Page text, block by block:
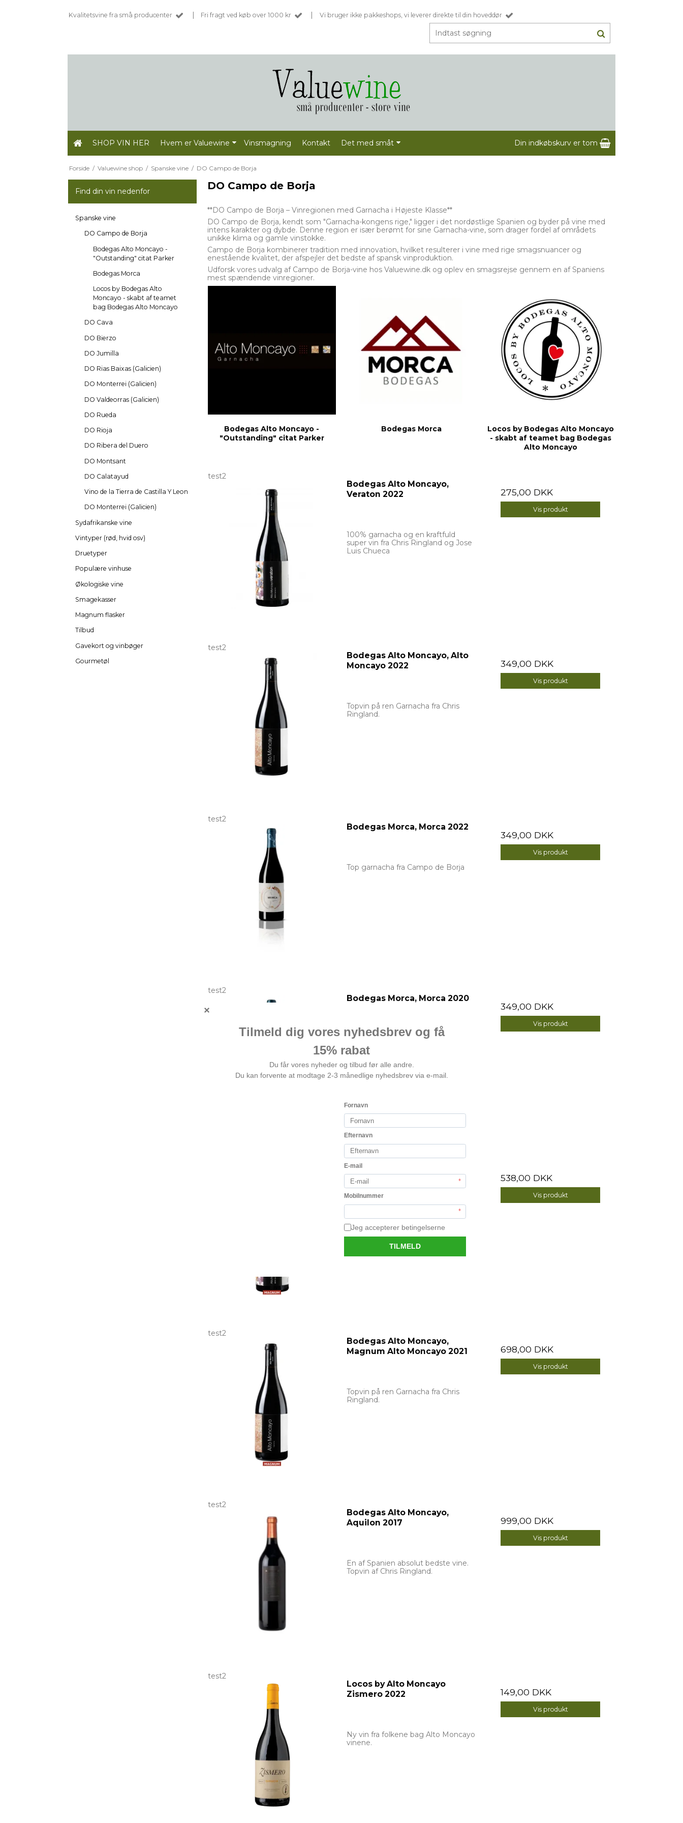
Kvalitetsvine fra små producenter | Fri fragt ved køb over 1000 kr | Vi bruger ikke pakkeshops, vi leverer direkte til din hoveddør
SHOP VIN HER Hvem er Valuewine Vinsmagning Kontakt Det med småt Din indkøbskurv er tom
Forside / Valuewine shop / Spanske vine / DO Campo de Borja
Find din vin nedenfor
Spanske vine
DO Campo de Borja
Bodegas Alto Moncayo -
"Outstanding" citat Parker
Bodegas Morca
Locos by Bodegas Alto
Moncayo - skabt af teamet
bag Bodegas Alto Moncayo
DO Cava
DO Bierzo
DO Jumilla
DO Rias Baixas (Galicien)
DO Monterrei (Galicien)
DO Valdeorras (Galicien)
DO Rueda
DO Rioja
DO Ribera del Duero
DO Montsant
DO Calatayud
Vino de la Tierra de Castilla Y Leon
DO Monterrei (Galicien)
Sydafrikanske vine
Vintyper (rød, hvid osv)
Druetyper
Populære vinhuse
Økologiske vine
Smagekasser
Magnum flasker
Tilbud
Gavekort og vinbøger
Gourmetøl
DO Campo de Borja
**DO Campo de Borja – Vinregionen med Garnacha i Højeste Klasse**
DO Campo de Borja, kendt som "Garnacha-kongens rige," ligger i det nordøstlige Spanien og byder på vine med
intens karakter og dybde. Denne region er især berømt for sine Garnacha-vine, som drager fordel af områdets
unikke klima og gamle vinstokke.
Campo de Borja kombinerer tradition med innovation, hvilket resulterer i vine med rige smagsnuancer og
enestående kvalitet, der afspejler det bedste af spansk vinproduktion.
Udforsk vores udvalg af Campo de Borja-vine hos Valuewine.dk og oplev en smagsrejse gennem en af Spaniens
mest spændende vinregioner.
Bodegas Alto Moncayo -
"Outstanding" citat Parker
Bodegas Morca
Locos by Bodegas Alto Moncayo
- skabt af teamet bag Bodegas
Alto Moncayo
test2
Bodegas Alto Moncayo,
Veraton 2022
100% garnacha og en kraftfuld
super vin fra Chris Ringland og Jose
Luis Chueca
275,00 DKK
Vis produkt
test2
Bodegas Alto Moncayo, Alto
Moncayo 2022
Topvin på ren Garnacha fra Chris
Ringland.
349,00 DKK
Vis produkt
test2
Bodegas Morca, Morca 2022
Top garnacha fra Campo de Borja
349,00 DKK
Vis produkt
test2
Bodegas Morca, Morca 2020
Top garnacha fra Campo de Borja
349,00 DKK
Vis produkt
Bodegas Alto Moncayo,
Magnum Veraton 2021
100% garnacha og en kraftfuld
super vin fra Chris Ringland og Jose
Luis Chueca
538,00 DKK
Vis produkt
test2
Bodegas Alto Moncayo,
Magnum Alto Moncayo 2021
Topvin på ren Garnacha fra Chris
Ringland.
698,00 DKK
Vis produkt
test2
Bodegas Alto Moncayo,
Aquilon 2017
En af Spanien absolut bedste vine.
Topvin af Chris Ringland.
999,00 DKK
Vis produkt
test2
Locos by Alto Moncayo
Zismero 2022
Ny vin fra folkene bag Alto Moncayo
vinene.
149,00 DKK
Vis produkt